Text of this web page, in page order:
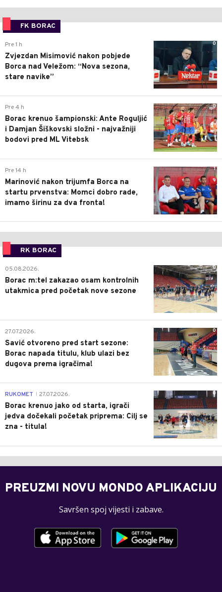
FK BORAC
0
Pre 1 h
Zvjezdan Misimović nakon pobjede
Borca nad Veležom: “Nova sezona,
stare navike”
0
Pre 4 h
Borac krenuo šampionski: Ante Roguljić
i Damjan Šiškovski složni - najvažniji
bodovi pred ML Vitebsk
1
Pre 14 h
Marinović nakon trijumfa Borca na
startu prvenstva: Momci dobro rade,
imamo širinu za dva fronta!
RK BORAC
0
05.08.2026.
Borac m:tel zakazao osam kontrolnih
utakmica pred početak nove sezone
0
27.07.2026.
Savić otvoreno pred start sezone:
Borac napada titulu, klub ulazi bez
dugova prema igračima!
0
RUKOMET 27.07.2026.
Borac krenuo jako od starta, igrači
jedva dočekali početak priprema: Cilj se
zna - titula!
PREUZMI NOVU MONDO APLIKACIJU
Savršen spoj vijesti i zabave.